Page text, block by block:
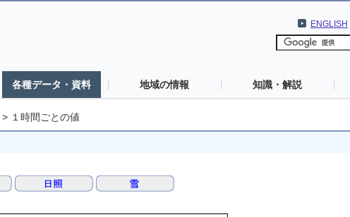
ENGLISH
各種データ・資料 地域の情報 知識・解説
> １時間ごとの値